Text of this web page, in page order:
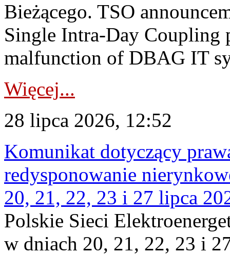
Bieżącego. TSO
Single Intra-Day Coupling
malfunction of DBAG IT
Więcej...
28 lipca 2026, 12:52
Komunikat dotyczący
redysponowanie
20, 21, 22, 23 i 27 lipca
Polskie Sieci
w dniach 20, 21, 22, 23 i